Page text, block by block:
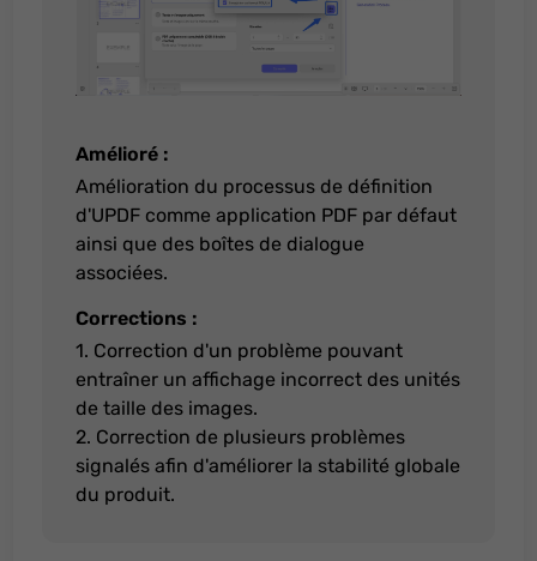
Amélioré :
Amélioration du processus de définition
d'UPDF comme application PDF par défaut
ainsi que des boîtes de dialogue
associées.
Corrections :
1. Correction d'un problème pouvant
entraîner un affichage incorrect des unités
de taille des images.
2. Correction de plusieurs problèmes
signalés afin d'améliorer la stabilité globale
du produit.